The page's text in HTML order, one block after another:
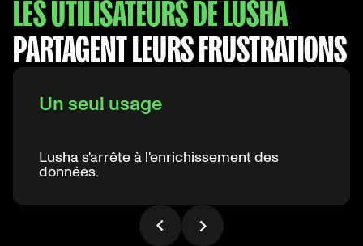
Morichelli
- Italie
avec des données de
qualité pour la génération
de prospects et des
fonctionnalités
marketing/CRM utiles,
avec un meilleur service
Sébastien Elvira
LES UTILISATEURS DE LUSHA
PARTAGENT LEURS FRUSTRATIONS
Un seul usage
Lusha s'arrête à l'enrichissement des
données.